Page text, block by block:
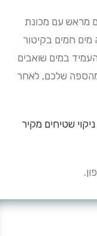
מראש עם מכונת
מים חמים בקיטור
במים שואבים
מהספה שלכם, לאחר
ניקוי שטיחים מקיר